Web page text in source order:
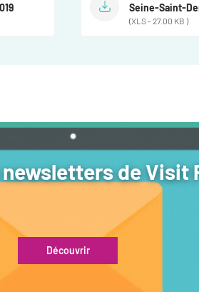
Seine-Saint-
(XLS - 27.00 KB )
de Visit
Découvrir